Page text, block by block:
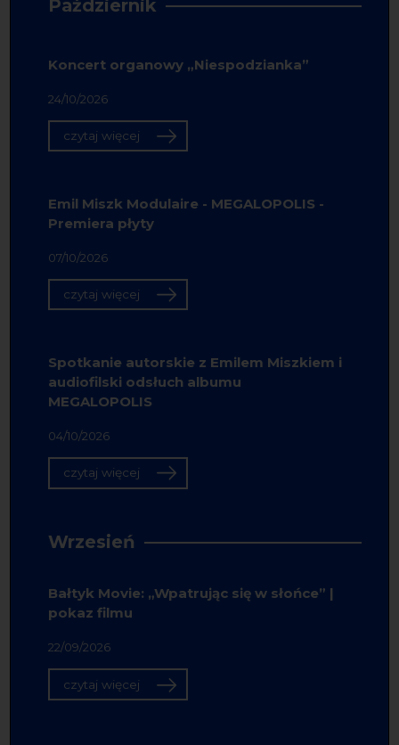
Październik
Koncert organowy „Niespodzianka”
24/10/2026
czytaj więcej
Emil Miszk Modulaire - MEGALOPOLIS -
Premiera płyty
07/10/2026
czytaj więcej
Spotkanie autorskie z Emilem Miszkiem i
audiofilski odsłuch albumu
MEGALOPOLIS
04/10/2026
czytaj więcej
Wrzesień
Bałtyk Movie: „Wpatrując się w słońce” |
pokaz filmu
22/09/2026
czytaj więcej